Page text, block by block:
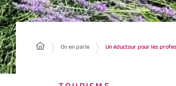
On en parle Un éductour pour les